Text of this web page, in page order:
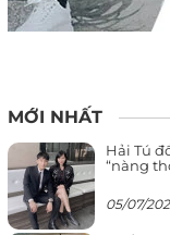
MỚI NHẤT
Hải Tú
“nàng
05/07/